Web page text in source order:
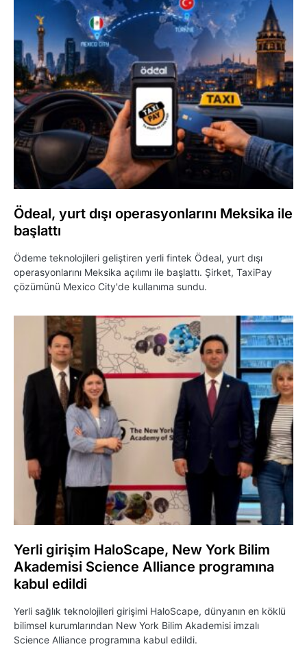
Ödeal, yurt dışı operasyonlarını Meksika ile
başlattı
Ödeme teknolojileri geliştiren yerli fintek Ödeal, yurt dışı
operasyonlarını Meksika açılımı ile başlattı. Şirket, TaxiPay
çözümünü Mexico City'de kullanıma sundu.
Yerli girişim HaloScape, New York Bilim
Akademisi Science Alliance programına
kabul edildi
Yerli sağlık teknolojileri girişimi HaloScape, dünyanın en köklü
bilimsel kurumlarından New York Bilim Akademisi imzalı
Science Alliance programına kabul edildi.